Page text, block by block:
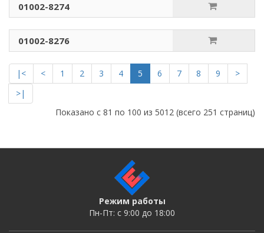
01002-8274
01002-8276
|< < 1 2 3 4 5 6 7 8 9
>
>|
Показано с 81 по 100 из 5012 (всего 251 страниц)
Режим работы
Пн-Пт: c 9:00 до 18:00